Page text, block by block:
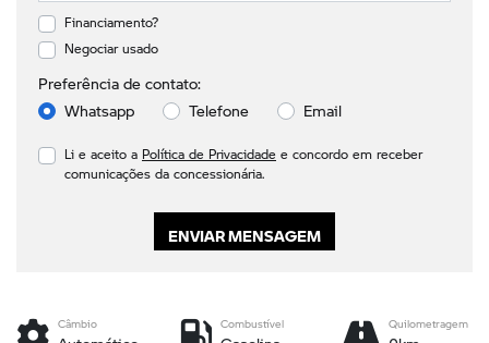
Financiamento?
Negociar usado
Preferência de contato:
Whatsapp
Telefone Email
Li e aceito a Política de Privacidade e concordo em receber
comunicações da concessionária.
ENVIAR MENSAGEM
Câmbio Combustível Quilometragem